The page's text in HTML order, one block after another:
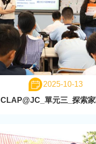
2025-10-13
CLAP@JC_單元三_探索